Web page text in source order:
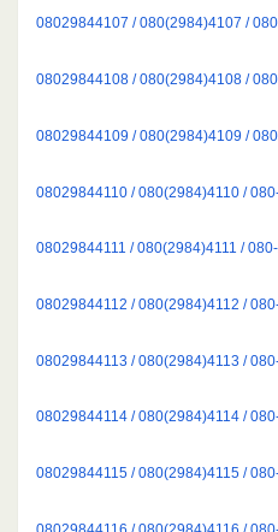
08029844107 / 080(2984)4107 /
08029844108 / 080(2984)4108 /
08029844109 / 080(2984)4109 /
08029844110 / 080(2984)4110 /
08029844111 / 080(2984)4111 / 080-
08029844112 / 080(2984)4112 /
08029844113 / 080(2984)4113 /
08029844114 / 080(2984)4114 /
08029844115 / 080(2984)4115 /
08029844116 / 080(2984)4116 /